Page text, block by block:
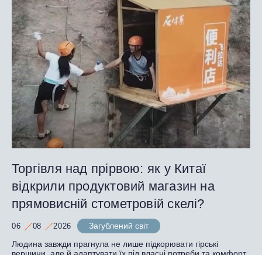
Торгівля над прірвою: як у Китаї
відкрили продуктовий магазин на
прямовисній стометровій скелі?
06 08 2026
Загублений світ
Людина завжди прагнула не лише підкорювати гірські